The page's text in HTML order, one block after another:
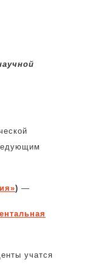
) —
учатся